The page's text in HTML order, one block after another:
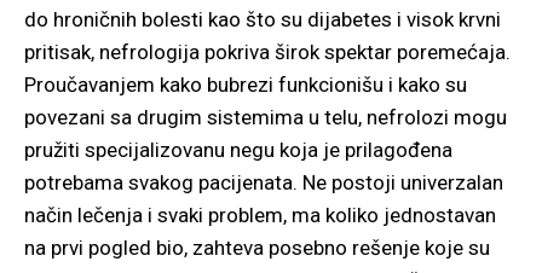
do hroničnih bolesti kao što su dijabetes i visok krvni
pritisak, nefrologija pokriva širok spektar poremećaja.
Proučavanjem kako bubrezi funkcionišu i kako su
povezani sa drugim sistemima u telu, nefrolozi mogu
pružiti specijalizovanu negu koja je prilagođena
potrebama svakog pacijenata. Ne postoji univerzalan
način lečenja i svaki problem, ma koliko jednostavan
na prvi pogled bio, zahteva posebno rešenje koje su